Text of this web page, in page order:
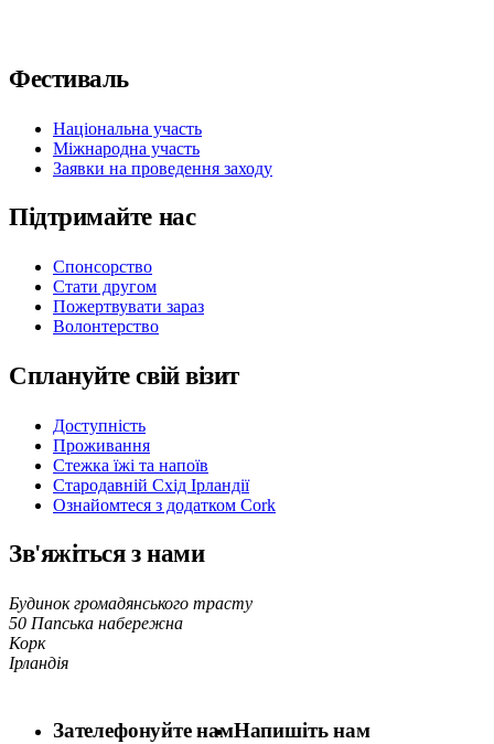
Фестиваль
Національна участь
Міжнародна участь
Заявки на проведення заходу
Підтримайте нас
Спонсорство
Стати другом
Пожертвувати зараз
Волонтерство
Сплануйте свій візит
Доступність
Проживання
Стежка їжі та напоїв
Стародавній Схід Ірландії
Ознайомтеся з додатком Cork
Зв'яжіться з нами
Будинок громадянського трасту
50 Папська набережна
Корк
Ірландія
Зателефонуйте намНапишіть нам